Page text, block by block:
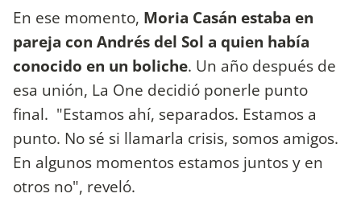
En ese momento, Moria Casán estaba en
pareja con Andrés del Sol a quien había
conocido en un boliche. Un año después de
esa unión, La One decidió ponerle punto
final. "Estamos ahí, separados. Estamos a
punto. No sé si llamarla crisis, somos amigos.
En algunos momentos estamos juntos y en
otros no", reveló.